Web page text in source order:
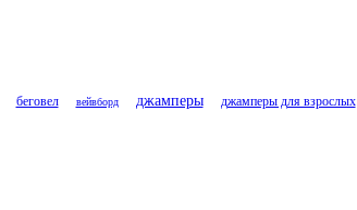
беговел вейвборд джамперы джамперы для взрослых